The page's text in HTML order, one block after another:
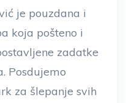
je pouzdana i
koja pošteno i
zadatke
Posdujemo
za šlepanje svih